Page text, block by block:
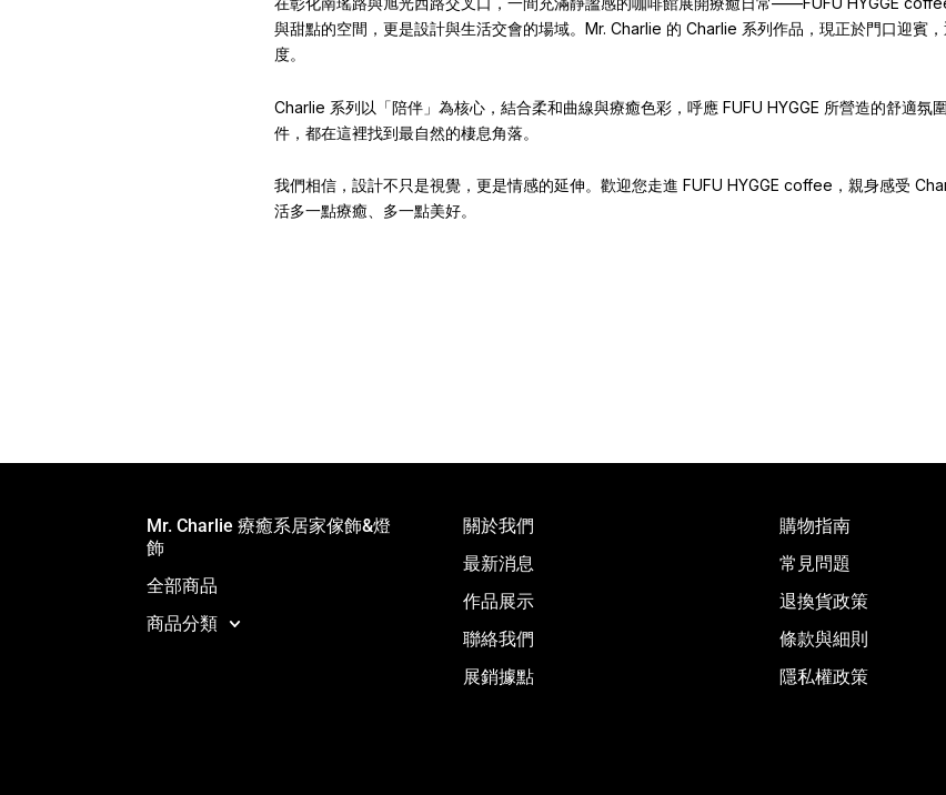
與甜點的空間，更是設計與生活交會的場域。Mr. Charlie 的 Charlie 系列作品，現正於門口迎賓
度。
Charlie 系列以「陪伴」為核心，結合柔和曲線與療癒色彩，呼應 FUFU HYGGE 所營造的舒適氛
件，都在這裡找到最自然的棲息角落。
我們相信，設計不只是視覺，更是情感的延伸。歡迎您走進 FUFU HYGGE coffee，親身感受
活多一點療癒、多一點美好。
Mr. Charlie 療癒系居家傢飾&燈
飾
全部商品
商品分類
關於我們
最新消息
作品展示
聯絡我們
展銷據點
購物指南
常見問題
退換貨政策
條款與細則
隱私權政策